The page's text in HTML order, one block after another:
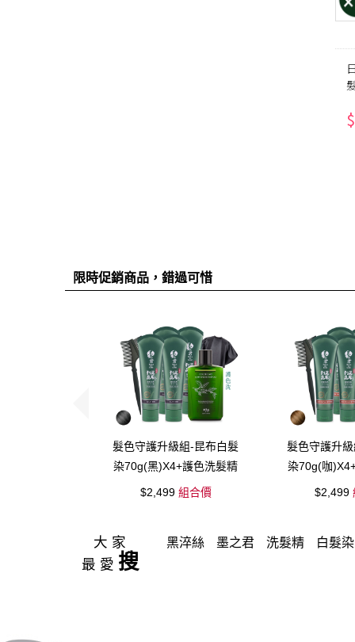
限時促銷商品，錯過可惜
髮色守護升級組-昆布白髮
染70g(黑)X4+護色洗髮精
X1+披肩X1+染髮梳X1
$2,499組合價
髮色守護升
染70g(咖
X1+披肩
$2,499
大家
最愛 搜
黑淬絲 墨之君 洗髮精 白髮染